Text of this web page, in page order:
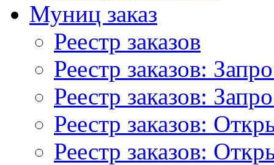
Муниц заказ
Реестр заказов
Реестр заказов:
Реестр заказов:
Реестр заказов:
Реестр заказов: